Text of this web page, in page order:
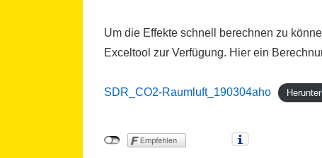
Um die Effekte schnell berechnen zu
Exceltool zur Verfügung. Hier ein
SDR_CO2-Raumluft_190304aho